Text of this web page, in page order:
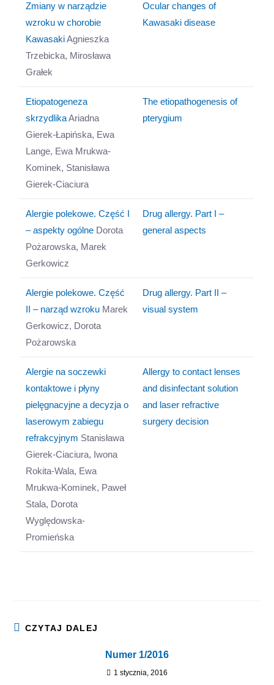
Zmiany w narządzie
wzroku w chorobie
Kawasaki Agnieszka
Trzebicka, Mirosława
Grałek
Ocular changes of
Kawasaki disease
Etiopatogeneza
skrzydlika Ariadna
Gierek-Łapińska, Ewa
Lange, Ewa Mrukwa-
Kominek, Stanisława
Gierek-Ciaciura
The etiopathogenesis of
pterygium
Alergie polekowe. Część I
– aspekty ogólne Dorota
Pożarowska, Marek
Gerkowicz
Drug allergy. Part I –
general aspects
Alergie polekowe. Część
II – narząd wzroku Marek
Gerkowicz, Dorota
Pożarowska
Drug allergy. Part II –
visual system
Alergie na soczewki
kontaktowe i płyny
pielęgnacyjne a decyzja o
laserowym zabiegu
refrakcyjnym Stanisława
Gierek-Ciaciura, Iwona
Rokita-Wala, Ewa
Mrukwa-Kominek, Paweł
Stala, Dorota
Wyględowska-
Promieńska
Allergy to contact lenses
and disinfectant solution
and laser refractive
surgery decision
CZYTAJ DALEJ
Numer 1/2016
1 stycznia, 2016